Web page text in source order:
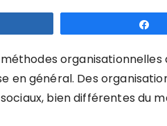
organisationnelles
en général. Des
bien différentes du